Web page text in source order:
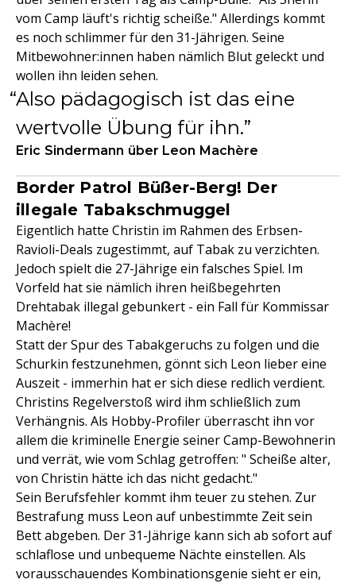
vom Camp läuft's richtig scheiße." Allerdings kommt
es noch schlimmer für den 31-Jährigen. Seine
Mitbewohner:innen haben nämlich Blut geleckt und
wollen ihn leiden sehen.
Also pädagogisch ist das eine
wertvolle Übung für ihn.
Eric Sindermann über Leon Machère
Border Patrol Büßer-Berg! Der
illegale Tabakschmuggel
Eigentlich hatte Christin im Rahmen des Erbsen-
Ravioli-Deals zugestimmt, auf Tabak zu verzichten.
Jedoch spielt die 27-Jährige ein falsches Spiel. Im
Vorfeld hat sie nämlich ihren heißbegehrten
Drehtabak illegal gebunkert - ein Fall für Kommissar
Machère!
Statt der Spur des Tabakgeruchs zu folgen und die
Schurkin festzunehmen, gönnt sich Leon lieber eine
Auszeit - immerhin hat er sich diese redlich verdient.
Christins Regelverstoß wird ihm schließlich zum
Verhängnis. Als Hobby-Profiler überrascht ihn vor
allem die kriminelle Energie seiner Camp-Bewohnerin
und verrät, wie vom Schlag getroffen: " Scheiße alter,
von Christin hätte ich das nicht gedacht."
Sein Berufsfehler kommt ihm teuer zu stehen. Zur
Bestrafung muss Leon auf unbestimmte Zeit sein
Bett abgeben. Der 31-Jährige kann sich ab sofort auf
schlaflose und unbequeme Nächte einstellen. Als
vorausschauendes Kombinationsgenie sieht er ein,